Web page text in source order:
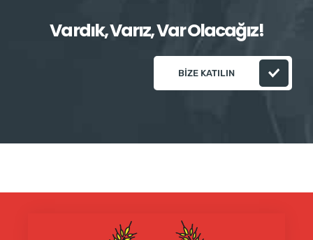
Vardık, Varız, Var Olacağız!
BIZE KATILIN